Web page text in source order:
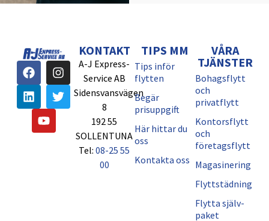
KONTAKT
A-J Express-
Service AB
Sidensvansvägen
8
192 55
SOLLENTUNA
Tel:08-25 55
00
TIPS MM
Tips inför
flytten
Begär
prisuppgift
Här hittar du
oss
Kontakta oss
VÅRA
TJÄNSTER
Bohagsflytt
och
privatflytt
Kontorsflytt
och
företagsflytt
Magasinering
Flyttstädning
Flytta själv-
paket